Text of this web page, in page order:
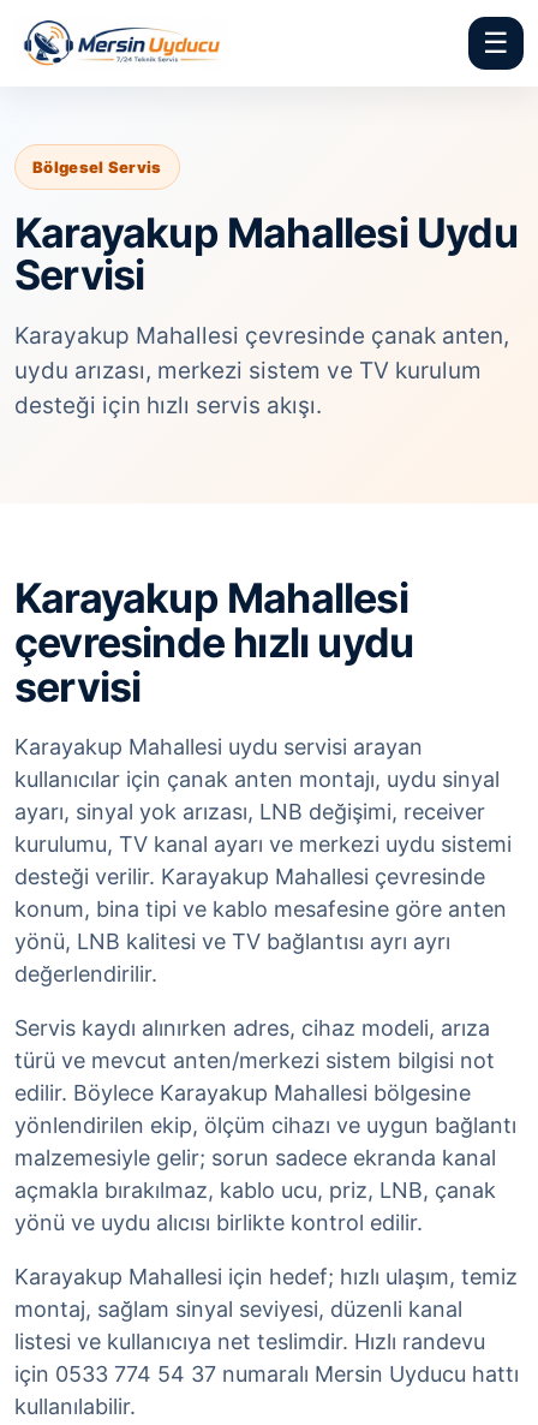
☰
Bölgesel Servis
Karayakup Mahallesi Uydu
Servisi
Karayakup Mahallesi çevresinde çanak anten,
uydu arızası, merkezi sistem ve TV kurulum
desteği için hızlı servis akışı.
Karayakup Mahallesi
çevresinde hızlı uydu
servisi
Karayakup Mahallesi uydu servisi arayan
kullanıcılar için çanak anten montajı, uydu sinyal
ayarı, sinyal yok arızası, LNB değişimi, receiver
kurulumu, TV kanal ayarı ve merkezi uydu sistemi
desteği verilir. Karayakup Mahallesi çevresinde
konum, bina tipi ve kablo mesafesine göre anten
yönü, LNB kalitesi ve TV bağlantısı ayrı ayrı
değerlendirilir.
Servis kaydı alınırken adres, cihaz modeli, arıza
türü ve mevcut anten/merkezi sistem bilgisi not
edilir. Böylece Karayakup Mahallesi bölgesine
yönlendirilen ekip, ölçüm cihazı ve uygun bağlantı
malzemesiyle gelir; sorun sadece ekranda kanal
açmakla bırakılmaz, kablo ucu, priz, LNB, çanak
yönü ve uydu alıcısı birlikte kontrol edilir.
Karayakup Mahallesi için hedef; hızlı ulaşım, temiz
montaj, sağlam sinyal seviyesi, düzenli kanal
listesi ve kullanıcıya net teslimdir. Hızlı randevu
için 0533 774 54 37 numaralı Mersin Uyducu hattı
kullanılabilir.